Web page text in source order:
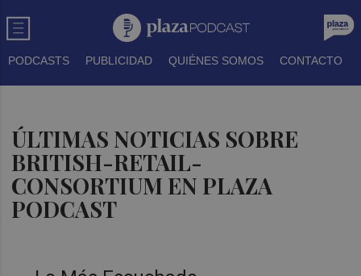
PODCASTS PUBLICIDAD QUIÉNES SOMOS CONTACTO
ÚLTIMAS NOTICIAS SOBRE
BRITISH-RETAIL-
CONSORTIUM EN PLAZA
PODCAST